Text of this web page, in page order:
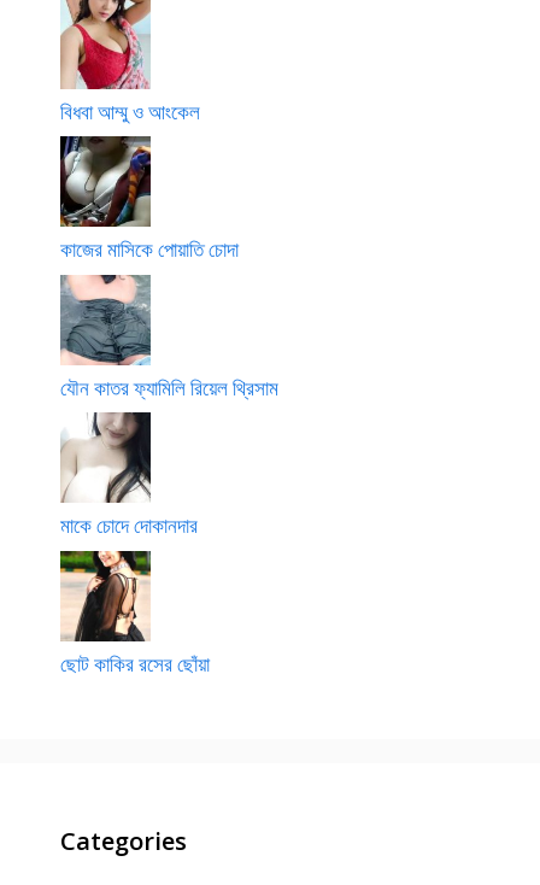
বিধবা আম্মু ও আংকেল
কাজের মাসিকে পোয়াতি চোদা
যৌন কাতর ফ্যামিলি রিয়েল থ্রিসাম
মাকে চোদে দোকানদার
ছোট কাকির রসের ছোঁয়া
Categories